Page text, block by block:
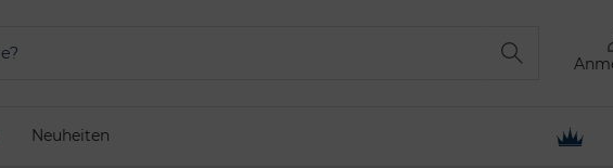
Neuheiten